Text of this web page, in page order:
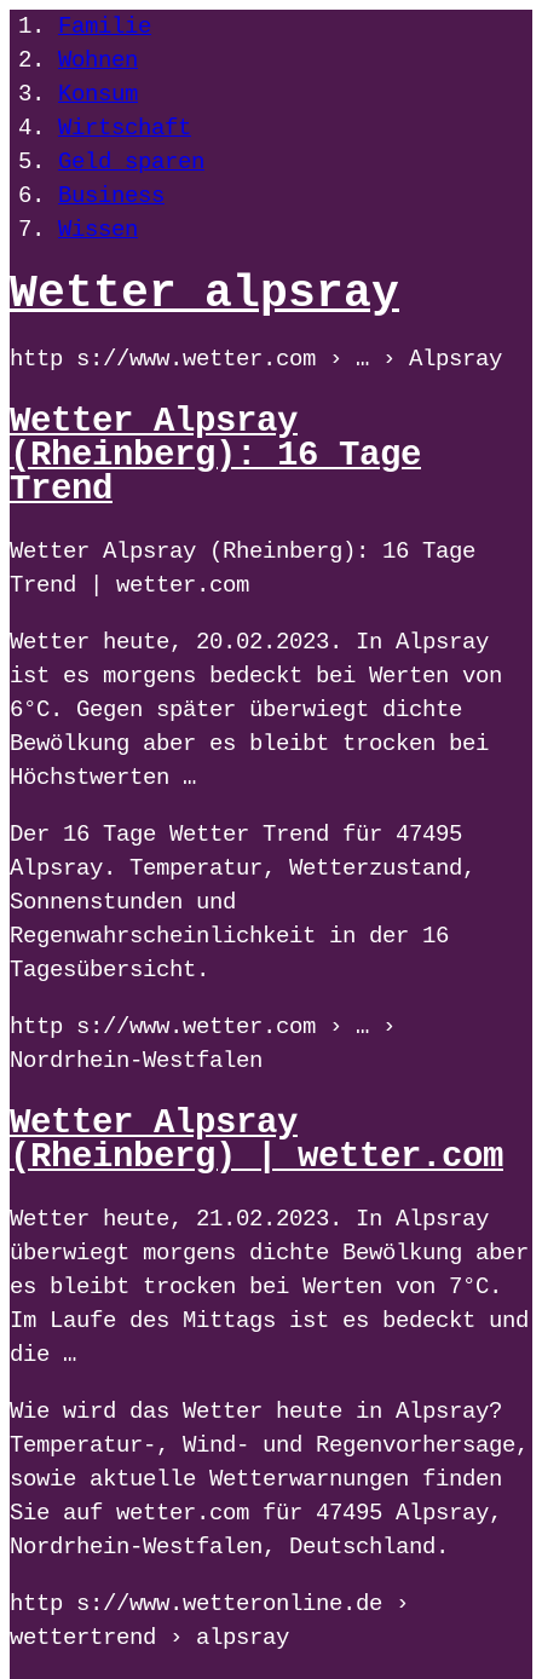
Familie
Wohnen
Konsum
Wirtschaft
Geld sparen
Business
Wissen
Wetter alpsray
http s://www.wetter.com › … › Alpsray
Wetter Alpsray
(Rheinberg): 16 Tage
Trend
Wetter Alpsray (Rheinberg): 16 Tage
Trend | wetter.com
Wetter heute, 20.02.2023. In Alpsray
ist es morgens bedeckt bei Werten von
6°C. Gegen später überwiegt dichte
Bewölkung aber es bleibt trocken bei
Höchstwerten …
Der 16 Tage Wetter Trend für 47495
Alpsray. Temperatur, Wetterzustand,
Sonnenstunden und
Regenwahrscheinlichkeit in der 16
Tagesübersicht.
http s://www.wetter.com › … ›
Nordrhein-Westfalen
Wetter Alpsray
(Rheinberg) | wetter.com
Wetter heute, 21.02.2023. In Alpsray
überwiegt morgens dichte Bewölkung aber
es bleibt trocken bei Werten von 7°C.
Im Laufe des Mittags ist es bedeckt und
die …
Wie wird das Wetter heute in Alpsray?
Temperatur-, Wind- und Regenvorhersage,
sowie aktuelle Wetterwarnungen finden
Sie auf wetter.com für 47495 Alpsray,
Nordrhein-Westfalen, Deutschland.
http s://www.wetteronline.de ›
wettertrend › alpsray